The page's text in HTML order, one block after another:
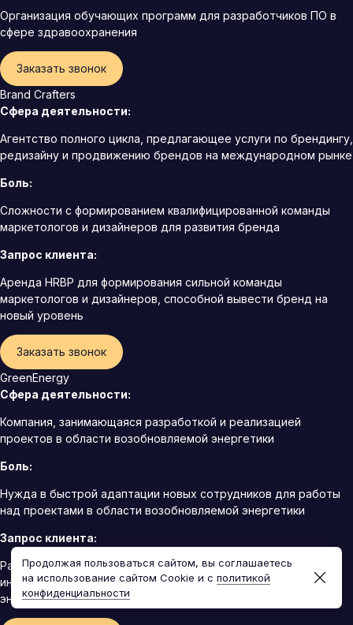
Организация обучающих программ для разработчиков ПО в
сфере здравоохранения
Заказать звонок
Brand Crafters
Сфера деятельности:
Агентство полного цикла, предлагающее услуги по брендингу,
редизайну и продвижению брендов на международном рынке
Боль:
Сложности с формированием квалифицированной команды
маркетологов и дизайнеров для развития бренда
Запрос клиента:
Аренда HRBP для формирования сильной команды
маркетологов и дизайнеров, способной вывести бренд на
новый уровень
Заказать звонок
GreenEnergy
Сфера деятельности:
Компания, занимающаяся разработкой и реализацией
проектов в области возобновляемой энергетики
Боль:
Нужда в быстрой адаптации новых сотрудников для работы
над проектами в области возобновляемой энергетики
Запрос клиента:
Разработка программы интенсивной адаптации для
инженеров и специалистов в области возобновляемой
энергетики
Продолжая пользоваться сайтом, вы соглашаетесь
на использование сайтом Cookie и с политикой
конфиденциальности